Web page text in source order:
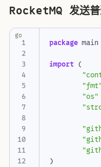
RocketMQ 发送
1
2
4
5
6
7
8
9
10
11
12
package main
import (
"os"
)
go